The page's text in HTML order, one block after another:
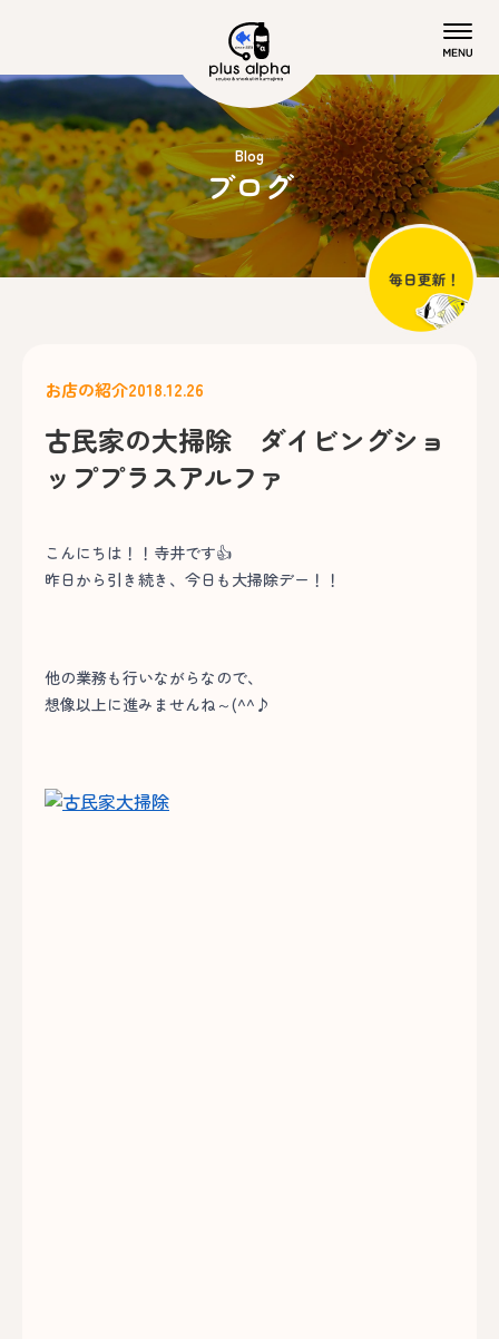
Blog
ブログ
お店の紹介2018.12.26
古民家の大掃除 ダイビングショ
ッププラスアルファ
こんにちは！！寺井です👍
昨日から引き続き、今日も大掃除デー！！
他の業務も行いながらなので、
想像以上に進みませんね～(^^♪